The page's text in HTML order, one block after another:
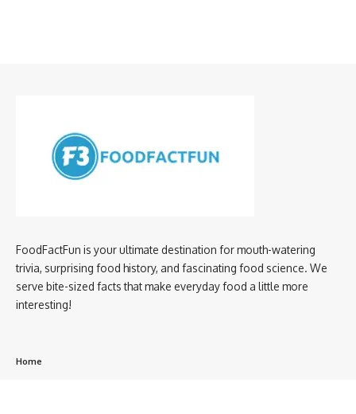
FoodFactFun is your ultimate destination for mouth-watering
trivia, surprising food history, and fascinating food science. We
serve bite-sized facts that make everyday food a little more
interesting!
Home